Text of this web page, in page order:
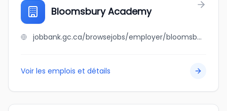
Bloomsbury Academy
jobbank.gc.ca/browsejobs/employer/bloomsbury+academy/ca
Voir les emplois et détails